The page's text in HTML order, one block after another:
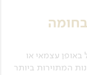
באופן עצמאי או
המתוירות ביותר